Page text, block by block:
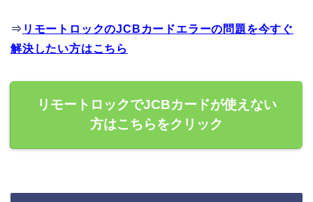
⇒ リモートロックのJCBカードエラーの問題を今すぐ
解決したい方はこちら
リモートロックでJCBカードが使えない
方はこちらをクリック